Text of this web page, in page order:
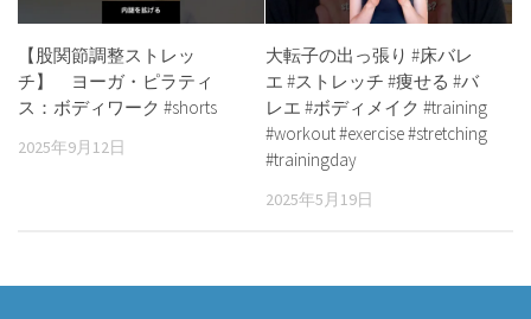
【股関節調整ストレッ
チ】 ヨーガ・ピラティ
ス：ボディワーク #shorts
2025年9月12日
大転子の出っ張り #床バレ
エ #ストレッチ #痩せる #バ
レエ #ボディメイク #training
#workout #exercise #stretching
#trainingday
2025年5月19日